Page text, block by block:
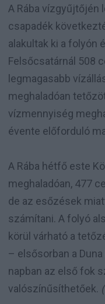
A Rába
csapadék
alakultak ki a folyón
Felsőcsatárnál 508
legmagasabb
meghaladóan
vízmennyiség
évente előforduló
A Rába hétfő este
meghaladóan, 477
de az esőzések
számítani. A folyó
körül várható a
– elsősorban a
napban az első fok
valószínűsíthetőek.